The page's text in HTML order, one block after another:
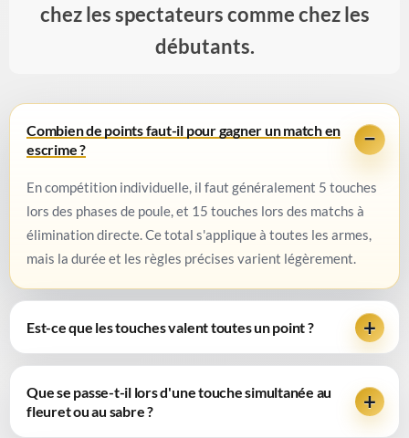
chez les spectateurs comme chez les
débutants.
Combien de points faut-il pour gagner un match en
escrime ?
En compétition individuelle, il faut généralement 5 touches
lors des phases de poule, et 15 touches lors des matchs à
élimination directe. Ce total s'applique à toutes les armes,
mais la durée et les règles précises varient légèrement.
Est-ce que les touches valent toutes un point ?
Que se passe-t-il lors d'une touche simultanée au
fleuret ou au sabre ?